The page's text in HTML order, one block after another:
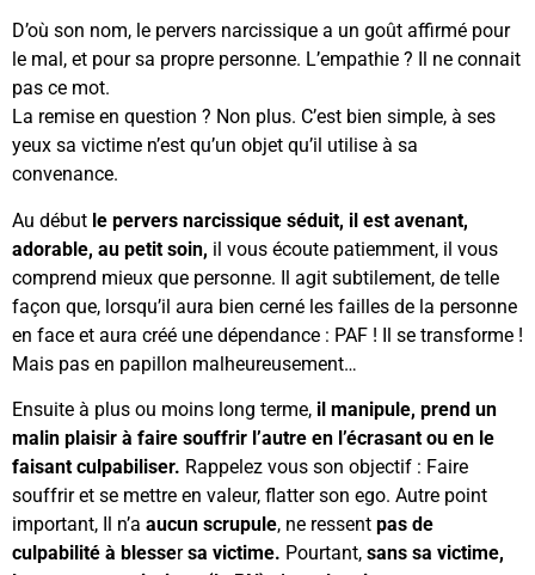
D’où son nom, le pervers narcissique a un goût affirmé pour
le mal, et pour sa propre personne. L’empathie ? Il ne connait
pas ce mot.
La remise en question ? Non plus. C’est bien simple, à ses
yeux sa victime n’est qu’un objet qu’il utilise à sa
convenance.
Au début le pervers narcissique séduit, il est avenant,
adorable, au petit soin, il vous écoute patiemment, il vous
comprend mieux que personne. Il agit subtilement, de telle
façon que, lorsqu’il aura bien cerné les failles de la personne
en face et aura créé une dépendance : PAF ! Il se transforme !
Mais pas en papillon malheureusement…
Ensuite à plus ou moins long terme, il manipule, prend un
malin plaisir à faire souffrir l’autre en l’écrasant ou en le
faisant culpabiliser. Rappelez vous son objectif : Faire
souffrir et se mettre en valeur, flatter son ego. Autre point
important, Il n’a aucun scrupule, ne ressent pas de
culpabilité à blessersa victime. Pourtant, sans sa victime,